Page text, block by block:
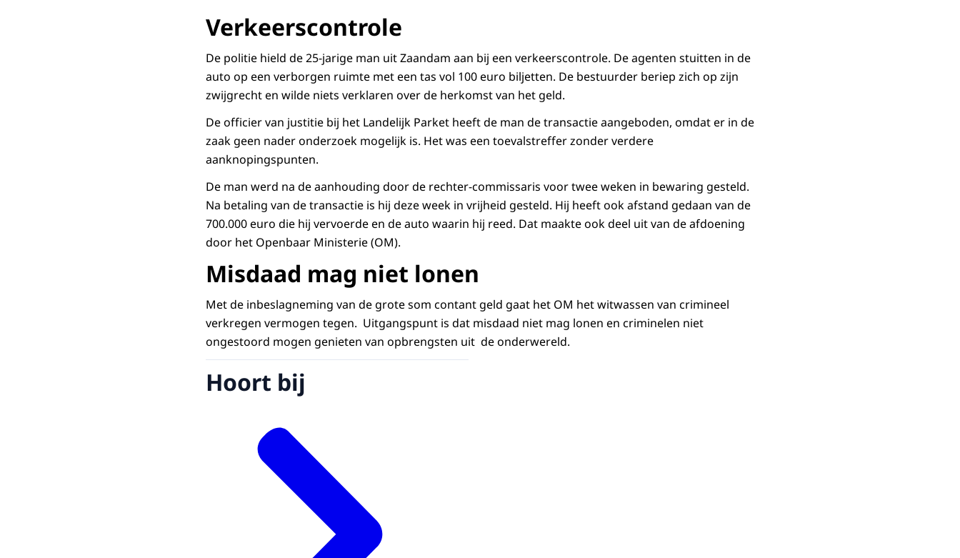
Verkeerscontrole
De politie hield de 25-jarige man uit Zaandam aan bij een verkeerscontrole. De agenten stuitten in de
auto op een verborgen ruimte met een tas vol 100 euro biljetten. De bestuurder beriep zich op zijn
zwijgrecht en wilde niets verklaren over de herkomst van het geld.
De officier van justitie bij het Landelijk Parket heeft de man de transactie aangeboden, omdat er in de
zaak geen nader onderzoek mogelijk is. Het was een toevalstreffer zonder verdere
aanknopingspunten.
De man werd na de aanhouding door de rechter-commissaris voor twee weken in bewaring gesteld.
Na betaling van de transactie is hij deze week in vrijheid gesteld. Hij heeft ook afstand gedaan van de
700.000 euro die hij vervoerde en de auto waarin hij reed. Dat maakte ook deel uit van de afdoening
door het Openbaar Ministerie (OM).
Misdaad mag niet lonen
Met de inbeslagneming van de grote som contant geld gaat het OM het witwassen van crimineel
verkregen vermogen tegen. Uitgangspunt is dat misdaad niet mag lonen en criminelen niet
ongestoord mogen genieten van opbrengsten uit de onderwereld.
Hoort bij